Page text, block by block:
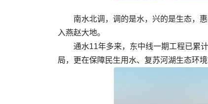
南水北调，调的是水，兴的是生态，
入燕赵大地。
通水11年多来，东中线一期工程已累
局，更在保障民生用水、复苏河湖生态环